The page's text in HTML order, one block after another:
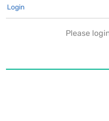
Please